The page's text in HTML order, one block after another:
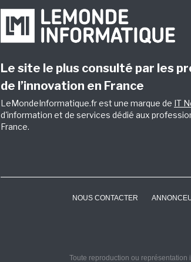
Le site le plus consulté par les
de l’innovation en France
LeMondeInformatique.fr est une marque de IT
d'information et de services dédié aux
France.
NOUS CONTACTER
Toute reproduction ou